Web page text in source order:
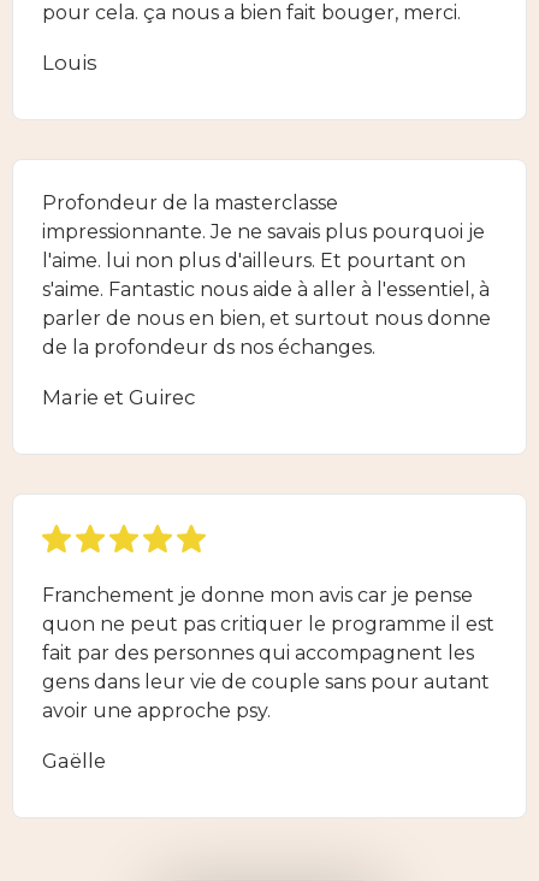
pour cela. ça nous a bien fait bouger, merci.
Louis
Profondeur de la masterclasse
impressionnante. Je ne savais plus pourquoi je
l'aime. lui non plus d'ailleurs. Et pourtant on
s'aime. Fantastic nous aide à aller à l'essentiel, à
parler de nous en bien, et surtout nous donne
de la profondeur ds nos échanges.
Marie et Guirec
Franchement je donne mon avis car je pense
quon ne peut pas critiquer le programme il est
fait par des personnes qui accompagnent les
gens dans leur vie de couple sans pour autant
avoir une approche psy.
Gaëlle